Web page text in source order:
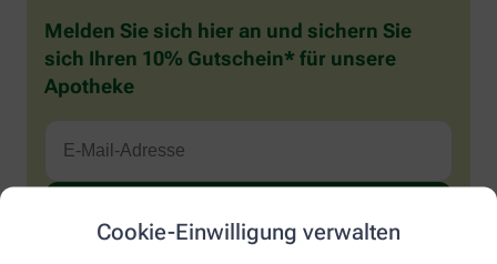
Cookie-Einwilligung verwalten
Melden Sie sich hier an und sichern Sie
sich Ihren 10% Gutschein* für unsere
Apotheke